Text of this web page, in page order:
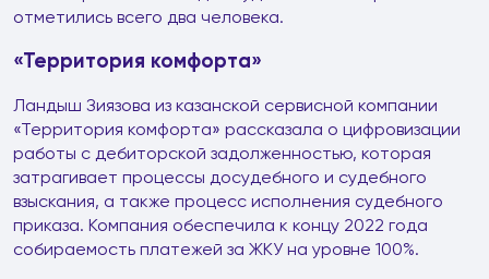
отметились всего два человека.
«Территория комфорта»
Ландыш Зиязова из казанской сервисной компании
«Территория комфорта» рассказала о цифровизации
работы с дебиторской задолженностью, которая
затрагивает процессы досудебного и судебного
взыскания, а также процесс исполнения судебного
приказа. Компания обеспечила к концу 2022 года
собираемость платежей за ЖКУ на уровне 100%.